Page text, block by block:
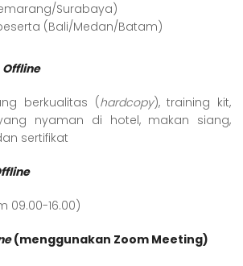
Surabaya)
(Bali/Medan/Batam)
Offline
berkualitas (hardcopy), training kit,
nyaman di hotel, makan siang,
sertifikat
09.00-16.00)
(menggunakan Zoom Meeting)